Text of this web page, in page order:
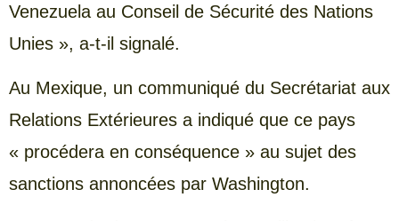
Venezuela au Conseil de Sécurité des Nations
Unies », a-t-il signalé.
Au Mexique, un communiqué du Secrétariat aux
Relations Extérieures a indiqué que ce pays
« procédera en conséquence » au sujet des
sanctions annoncées par Washington.